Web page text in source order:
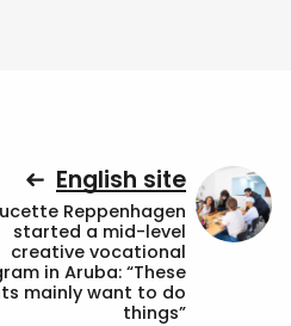
English site
Reppenhagen
started a mid-level
creative vocational
in Aruba: “These
mainly want to do
things”